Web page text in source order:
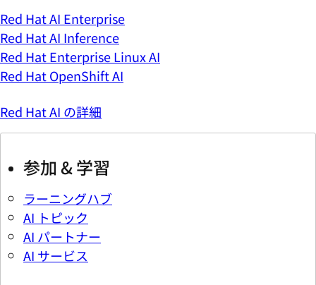
Red Hat AI Enterprise
Red Hat AI Inference
Red Hat Enterprise Linux AI
Red Hat OpenShift AI
Red Hat AI の詳細
参加 & 学習
ラーニングハブ
AI トピック
AI パートナー
AI サービス